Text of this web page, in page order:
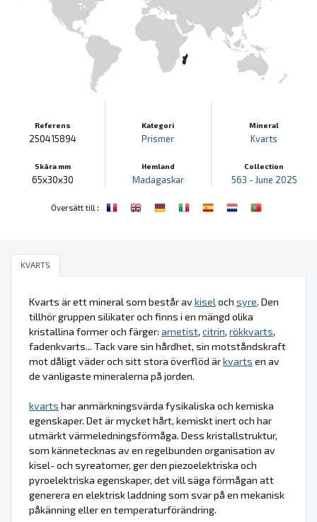
Referens
250415894
Skära mm
65x30x30
Kategori
Prismer
Hemland
Madagaskar
Mineral
Kvarts
Collection
563 - June 2025
Översätt till :
KVARTS
Kvarts är ett mineral som består avkisel och syre. Den
tillhör gruppen silikater och finns i en mängd olika
kristallina former och färger: ametist, citrin, rökkvarts,
fadenkvarts... Tack vare sin hårdhet, sin motståndskraft
mot dåligt väder och sitt stora överflöd ärkvarts en av
de vanligaste mineralerna på jorden.
kvarts har anmärkningsvärda fysikaliska och kemiska
egenskaper. Det är mycket hårt, kemiskt inert och har
utmärkt värmeledningsförmåga. Dess kristallstruktur,
som kännetecknas av en regelbunden organisation av
kisel- och syreatomer, ger den piezoelektriska och
pyroelektriska egenskaper, det vill säga förmågan att
generera en elektrisk laddning som svar på en mekanisk
påkänning eller en temperaturförändring.